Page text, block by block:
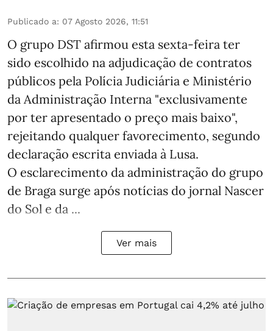
Publicado a: 07 Agosto 2026, 11:51
O grupo DST afirmou esta sexta-feira ter
sido escolhido na adjudicação de contratos
públicos pela Polícia Judiciária e Ministério
da Administração Interna "exclusivamente
por ter apresentado o preço mais baixo",
rejeitando qualquer favorecimento, segundo
declaração escrita enviada à Lusa.
O esclarecimento da administração do grupo
de Braga surge após notícias do jornal Nascer
do Sol e da ...
Ver mais